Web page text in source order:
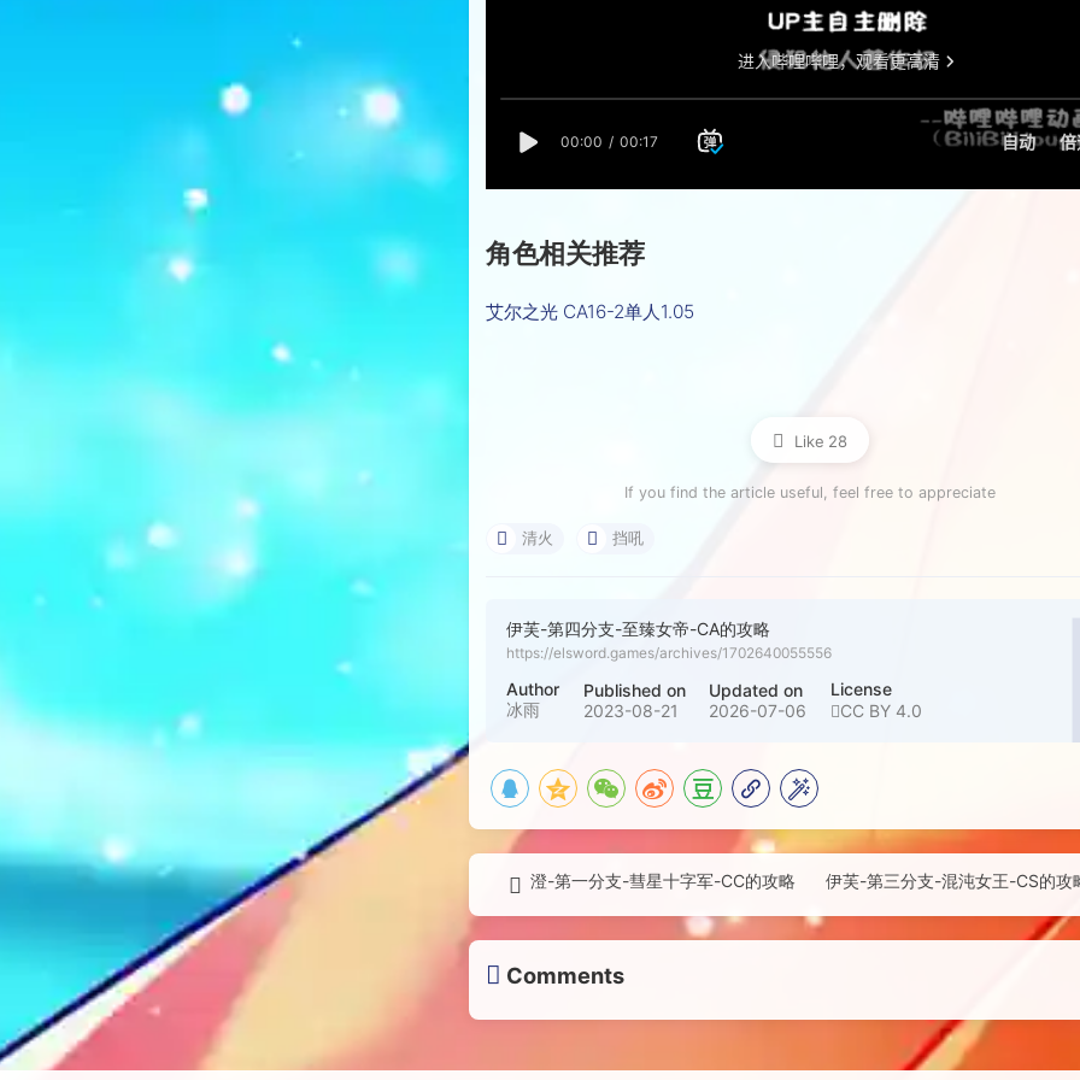
角色相关推荐
艾尔之光 CA16-2单人1.05
Like 28
If you find the article useful, feel free to appreciate
清火 挡吼
伊芙-第四分支-至臻女帝-CA的攻略
https://elsword.games/archives/1702640055556
Author
冰雨
Published on
2023-08-21
Updated on
2026-07-06
License
CC BY 4.0
澄-第一分支-彗星十字军-CC的攻略 伊芙-第三分支-混沌女王-CS的攻
Comments